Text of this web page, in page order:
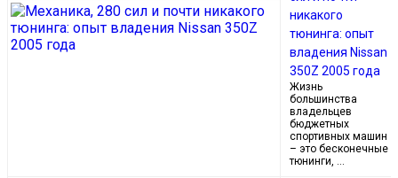
никакого
тюнинга: опыт
владения Nissan
350Z 2005 года
Жизнь
большинства
владельцев
бюджетных
спортивных машин
– это бесконечные
тюнинги, …